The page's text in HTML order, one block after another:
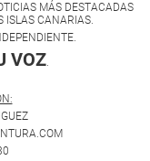
MÁS DESTACADAS
ISLAS CANARIAS.
VOZ.